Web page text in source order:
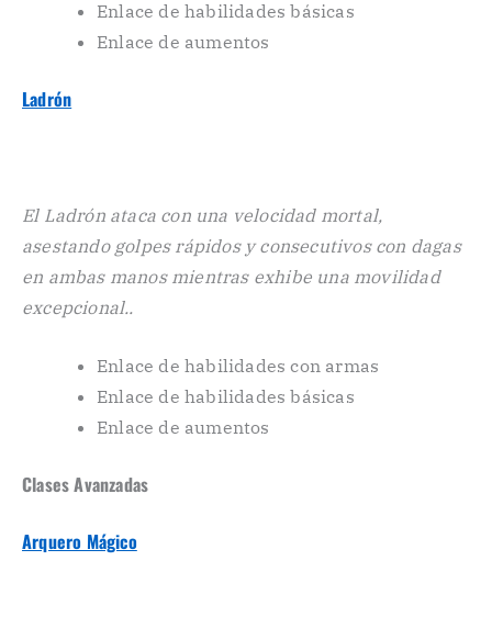
Enlace de habilidades básicas
Enlace de aumentos
Ladrón
El Ladrón ataca con una velocidad mortal,
asestando golpes rápidos y consecutivos con dagas
en ambas manos mientras exhibe una movilidad
excepcional..
Enlace de habilidades con armas
Enlace de habilidades básicas
Enlace de aumentos
Clases Avanzadas
Arquero Mágico